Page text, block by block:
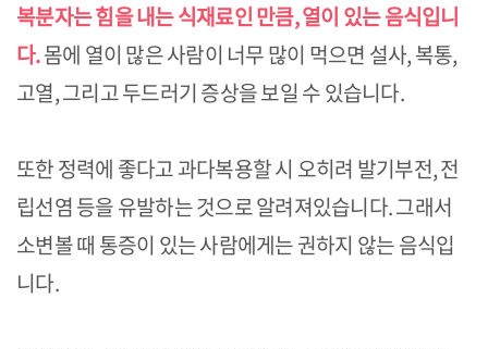
복분자는 힘을 내는 식재료인 만큼, 열이 있는 음식입니
다.몸에 열이 많은 사람이 너무 많이 먹으면 설사, 복통,
고열, 그리고 두드러기 증상을 보일 수 있습니다.
또한 정력에 좋다고 과다복용할 시 오히려 발기부전, 전
립선염 등을 유발하는 것으로 알려져있습니다. 그래서
소변볼 때 통증이 있는 사람에게는 권하지 않는 음식입
니다.